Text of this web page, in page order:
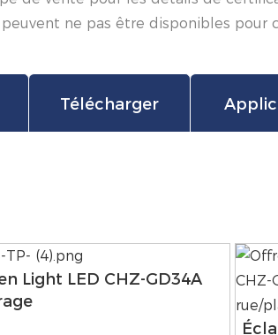
ne pas être disponibles pour
Télécharger
Light LED CHZ-GD34A